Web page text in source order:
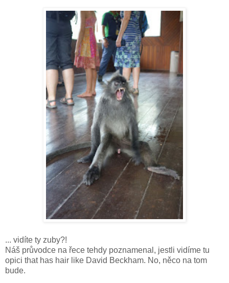
... vidíte ty zuby?!
Náš průvodce na řece tehdy poznamenal, jestli vidíme tu
opici that has hair like David Beckham. No, něco na tom
bude.